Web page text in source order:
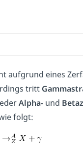
aufgrund eines
tritt
Alpha-und
folgt: